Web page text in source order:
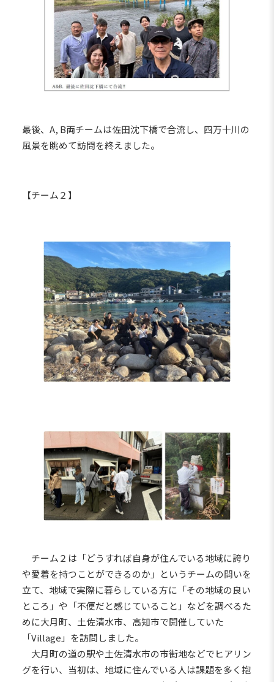
最後、A, B両チームは佐田沈下橋で合流し、四万十川の
風景を眺めて訪問を終えました。
【チーム２】
チーム２は「どうすれば自身が住んでいる地域に誇り
や愛着を持つことができるのか」というチームの問いを
立て、地域で実際に暮らしている方に「その地域の良い
ところ」や「不便だと感じていること」などを調べるた
めに大月町、土佐清水市、高知市で開催していた
「Village」を訪問しました。
大月町の道の駅や土佐清水市の市街地などでヒアリン
グを行い、当初は、地域に住んでいる人は課題を多く抱